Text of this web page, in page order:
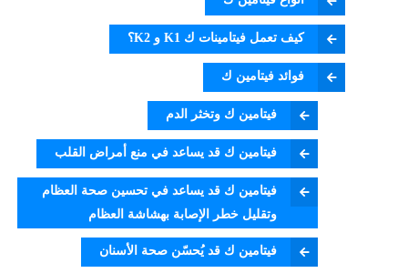
كيف تعمل فيتامينات ك K1 و K2؟
فوائد فيتامين ك
فيتامين ك وتخثر الدم
فيتامين ك قد يساعد في منع أمراض القلب
فيتامين ك قد يساعد في تحسين صحة العظام
وتقليل خطر الإصابة بهشاشة العظام
فيتامين ك قد يُحسّن صحة الأسنان